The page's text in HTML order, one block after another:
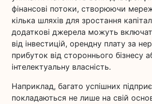
фінансові потоки, створюючи
кілька шляхів для зростання
додаткові джерела можуть
від інвестицій, орендну плату за
прибуток від стороннього бізнесу
інтелектуальну власність.
Наприклад, багато успішних
покладаються не лише на свій